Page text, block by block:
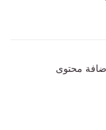
محتوى